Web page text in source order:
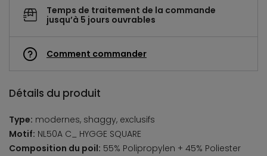
Temps de traitement de la commande
jusqu’à 5 jours ouvrables
Comment commander
Détails du produit
Type: modernes, shaggy, exclusifs
Motif: NL50A C_ HYGGE SQUARE
Composition du poil: 55% Polipropylen + 45% Poliester